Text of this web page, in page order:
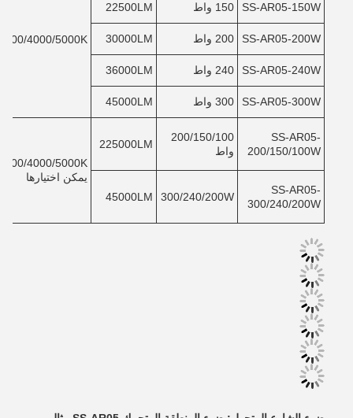
4000/5000K
SS-AR05-150W 150 واط 22500LM
SS-AR05-200W 200 واط 30000LM
SS-AR05-240W 240 واط 36000LM
SS-AR05-300W 300 واط 45000LM
SS-AR05-
200/150/100W
200/150/100
واط
225000LM
4000/5000K/
يمكن اختيارها
SS-AR05-
300/240/200W
300/240/200W
45000LM